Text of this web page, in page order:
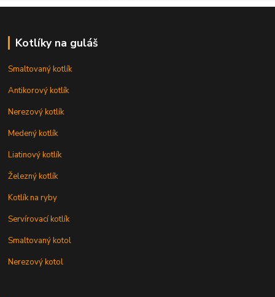
Kotlíky na guláš
Smaltovaný kotlík
Antikorový kotlík
Nerezový kotlík
Medený kotlík
Liatinový kotlík
Železný kotlík
Kotlík na ryby
Servírovací kotlík
Smaltovaný kotol
Nerezový kotol